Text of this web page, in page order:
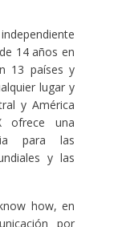
14 años en
13 países y
lugar y
y América
ofrece una
para las
y las
how, en
por